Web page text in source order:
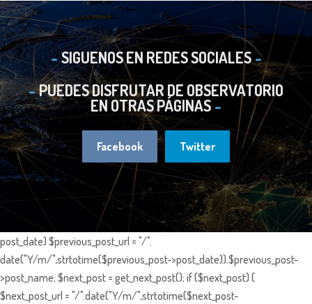
SIGUENOS EN REDES SOCIALES
PUEDES DISFRUTAR DE OBSERVATORIO
EN OTRAS PÁGINAS
Facebook Twitter
post_date) $previous_post_url = "/".
date("Y/m/",strtotime($previous_post->post_date)).$previous_post-
>post_name; $next_post = get_next_post(); if ($next_post) {
$next_post_url = "/".date("Y/m/",strtotime($next_post-